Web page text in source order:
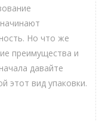
Но что же
преимущества и
давайте
этот вид упаковки.